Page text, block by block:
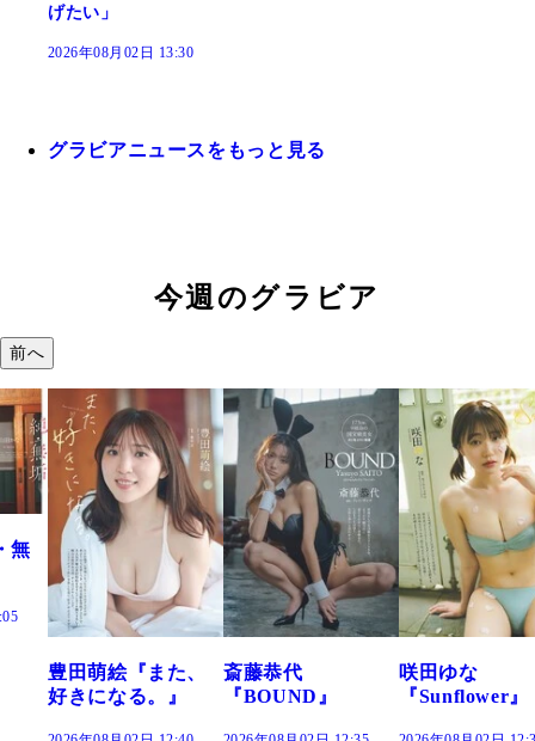
げたい」
2026年08月02日 13:30
グラビアニュースをもっと見る
今週のグラビア
前へ
斎藤恭代
『BOUND』
咲田ゆな
『Sunflower』
藤水咲桜『花
だまり』